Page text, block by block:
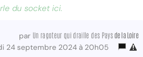
du socket ici.
par Un ragoteur qui draille des Pays de la Loire
24 septembre 2024 à 20h05